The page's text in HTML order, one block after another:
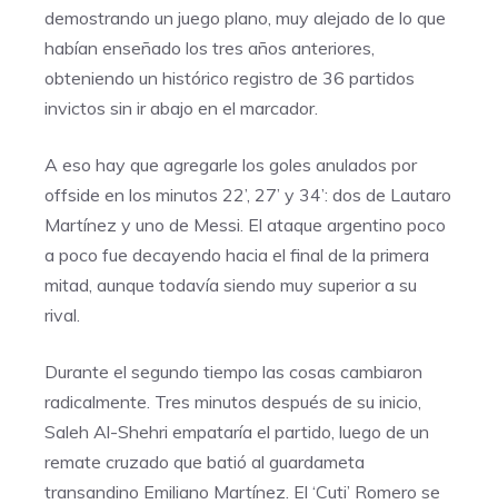
demostrando un juego plano, muy alejado de lo que
habían enseñado los tres años anteriores,
obteniendo un histórico registro de 36 partidos
invictos sin ir abajo en el marcador.
A eso hay que agregarle los goles anulados por
offside en los minutos 22’, 27’ y 34’: dos de Lautaro
Martínez y uno de Messi. El ataque argentino poco
a poco fue decayendo hacia el final de la primera
mitad, aunque todavía siendo muy superior a su
rival.
Durante el segundo tiempo las cosas cambiaron
radicalmente. Tres minutos después de su inicio,
Saleh Al-Shehri empataría el partido, luego de un
remate cruzado que batió al guardameta
transandino Emiliano Martínez. El ‘Cuti’ Romero se